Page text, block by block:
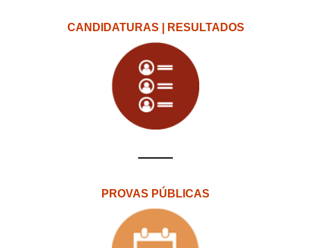
CANDIDATURAS | RESULTADOS
PROVAS PÚBLICAS